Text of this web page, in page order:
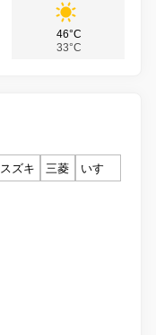
46°C
33°C
スズキ 三菱
いすゞ